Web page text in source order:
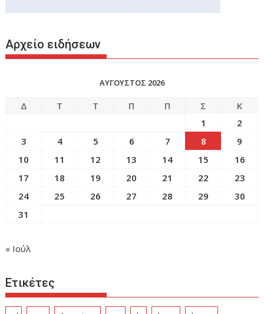
Αρχείο ειδήσεων
ΑΥΓΟΥΣΤΟΣ 2026
Δ Τ Τ Π Π Σ
Κ
1
2
3
4 5 6 7 8
9
10
11 12 13 14 15
16
17
18 19 20 21 22
23
24
25 26 27 28 29
30
31
« Ιούλ
Ετικέτες